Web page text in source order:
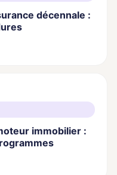
décennale :
immobilier :